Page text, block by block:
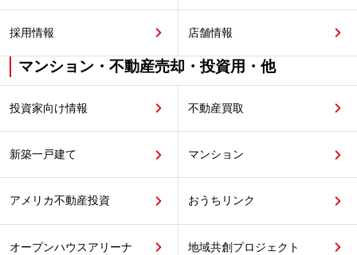
採用情報 店舗情報
マンション・不動産売却・投資用・他
投資家向け情報 不動産買取
新築一戸建て マンション
アメリカ不動産投資 おうちリンク
オープンハウスアリーナ 地域共創プロジェクト